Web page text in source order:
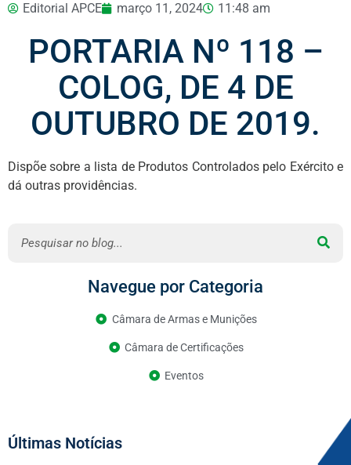
Editorial APCE março 11, 2024 11:48 am
PORTARIA Nº 118 –
COLOG, DE 4 DE
OUTUBRO DE 2019.
Dispõe sobre a lista de Produtos Controlados pelo Exército e
dá outras providências.
Navegue por Categoria
Câmara de Armas e Munições
Câmara de Certificações
Eventos
Últimas Notícias